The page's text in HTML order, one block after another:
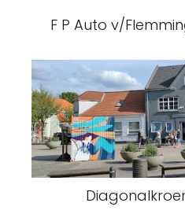
F P Auto v/